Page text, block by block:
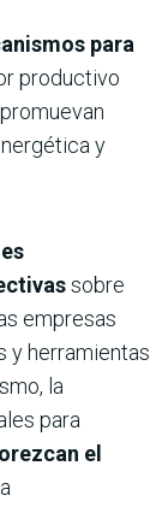
para
productivo
y
sobre
empresas
y herramientas
la
para
el